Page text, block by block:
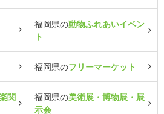
福岡県の動物ふれあいイベン
ト
福岡県のフリーマーケット
関
福岡県の美術展・博物展・展
示会